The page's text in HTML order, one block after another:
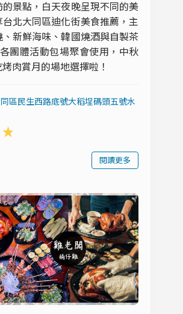
景點，白天夜晚呈現不同的美
北大同區迪化街美食推薦，主
新鮮海味、韓國燒酒與自製茶
團體活動包場聚會使用，中秋
肉賞月的場地選擇啦！
區民生西路底號大稻埕碼頭五號水
★
閱讀更多